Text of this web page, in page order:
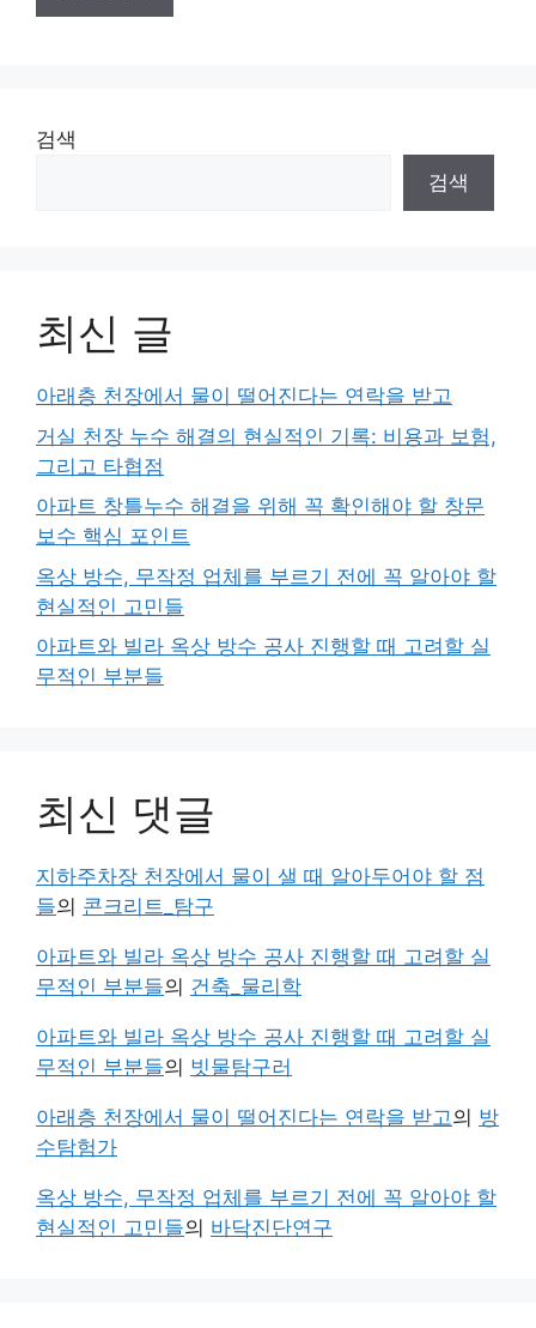
검색
검색
최신 글
아래층 천장에서 물이 떨어진다는 연락을 받고
거실 천장 누수 해결의 현실적인 기록: 비용과 보험,
그리고 타협점
아파트 창틀누수 해결을 위해 꼭 확인해야 할 창문
보수 핵심 포인트
옥상 방수, 무작정 업체를 부르기 전에 꼭 알아야 할
현실적인 고민들
아파트와 빌라 옥상 방수 공사 진행할 때 고려할 실
무적인 부분들
최신 댓글
지하주차장 천장에서 물이 샐 때 알아두어야 할 점
들의 콘크리트_탐구
아파트와 빌라 옥상 방수 공사 진행할 때 고려할 실
무적인 부분들의 건축_물리학
아파트와 빌라 옥상 방수 공사 진행할 때 고려할 실
무적인 부분들의 빗물탐구러
아래층 천장에서 물이 떨어진다는 연락을 받고의 방
수탐험가
옥상 방수, 무작정 업체를 부르기 전에 꼭 알아야 할
현실적인 고민들의 바닥진단연구